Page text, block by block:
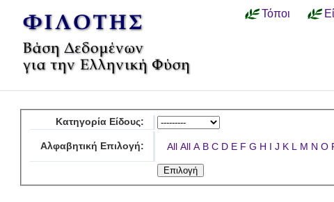
Τόποι
Κατηγορία Είδους:
Αλφαβητική Επιλογή: All All A B C D E F G H I J K L M N O